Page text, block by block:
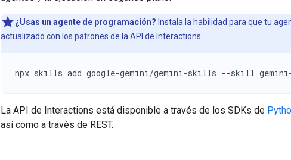
¿Usas un agente de programación? Instala la habilidad para que tu
actualizado con los patrones de la API de Interactions:
npx skills add google-gemini/gemini-skills --skill
La API de Interactions está disponible a través de los SDKs de
así como a través de REST.